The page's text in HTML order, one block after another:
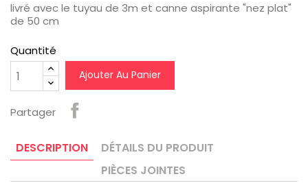
livré avec le tuyau de 3m et canne aspirante "nez plat"
de 50 cm
Quantité
Ajouter Au Panier
Partager
DESCRIPTION
DÉTAILS DU PRODUIT
PIÈCES JOINTES